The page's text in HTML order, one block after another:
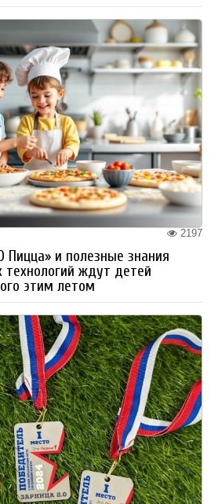
2197
Пицца» и полезные знания
ждут детей
этим летом